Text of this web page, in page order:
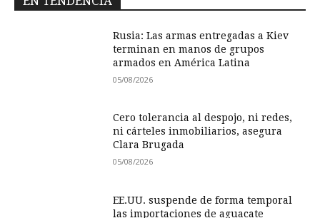
Rusia: Las armas entregadas a Kiev
terminan en manos de grupos
armados en América Latina
05/08/2026
Cero tolerancia al despojo, ni redes,
ni cárteles inmobiliarios, asegura
Clara Brugada
05/08/2026
EE.UU. suspende de forma temporal
las importaciones de aguacate